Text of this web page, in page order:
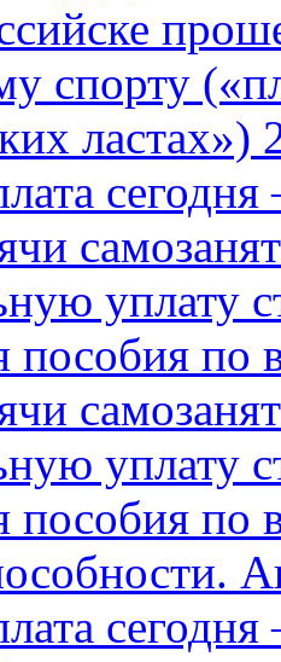
спорту
ластах»)
уплату
пособия по
уплату
пособия по